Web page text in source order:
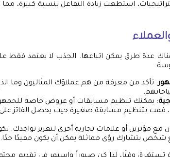
استطعت زيادة التفاعل بنسبة كبيرة،
هناك عدة طرق يمكن اتباعها. الجذب لا يعتمد فقط
: تأكد من معرفة من هم عملاؤك المثاليون وما
: يمكنك تنظيم مسابقات أو عروض خاصة
قمت بتنظيم مسابقة صغيرة حيث يحصل الفائز
مع مؤثرين أو علامات تجارية أخرى لتعزيز تواجدك.
شخص يتشارك رؤى مماثلة يمكن أن يكون مفيدًا جدًا.